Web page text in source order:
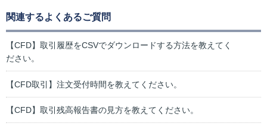
関連するよくあるご質問
【CFD】取引履歴をCSVでダウンロードする方法を教えてく
ださい。
【CFD取引】注文受付時間を教えてください。
【CFD】取引残高報告書の見方を教えてください。